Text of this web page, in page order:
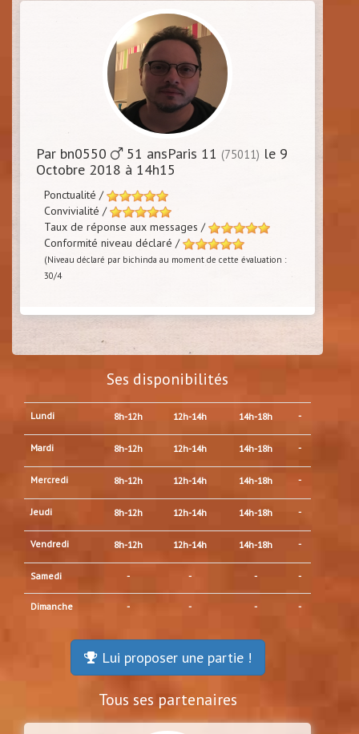
Par bn0550 51 ansParis 11 (75011) le 9
Octobre 2018 à 14h15
Ponctualité /
Convivialité /
Taux de réponse aux messages /
Conformité niveau déclaré /
(Niveau déclaré par bichinda au moment de cette évaluation :
30/4
Ses disponibilités
Lundi 8h-12h 12h-14h 14h-18h -
Mardi 8h-12h 12h-14h 14h-18h -
Mercredi 8h-12h 12h-14h 14h-18h -
Jeudi 8h-12h 12h-14h 14h-18h -
Vendredi 8h-12h 12h-14h 14h-18h -
Samedi - - - -
Dimanche - - - -
Lui proposer une partie !
Tous ses partenaires